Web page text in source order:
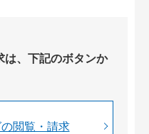
、下記のボタンか
閲覧・請求